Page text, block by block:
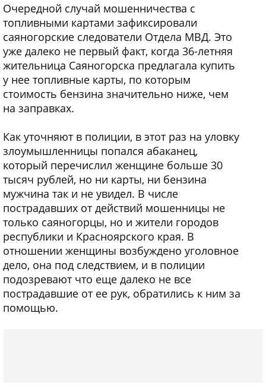
Очередной случай мошенничества с
топливными картами зафиксировали
саяногорские следователи Отдела МВД. Это
уже далеко не первый факт, когда 36-летняя
жительница Саяногорска предлагала купить
у нее топливные карты, по которым
стоимость бензина значительно ниже, чем
на заправках.
Как уточняют в полиции, в этот раз на уловку
злоумышленницы попался абаканец,
который перечислил женщине больше 30
тысяч рублей, но ни карты, ни бензина
мужчина так и не увидел. В числе
пострадавших от действий мошенницы не
только саяногорцы, но и жители городов
республики и Красноярского края. В
отношении женщины возбуждено уголовное
дело, она под следствием, и в полиции
подозревают что еще далеко не все
пострадавшие от ее рук, обратились к ним за
помощью.